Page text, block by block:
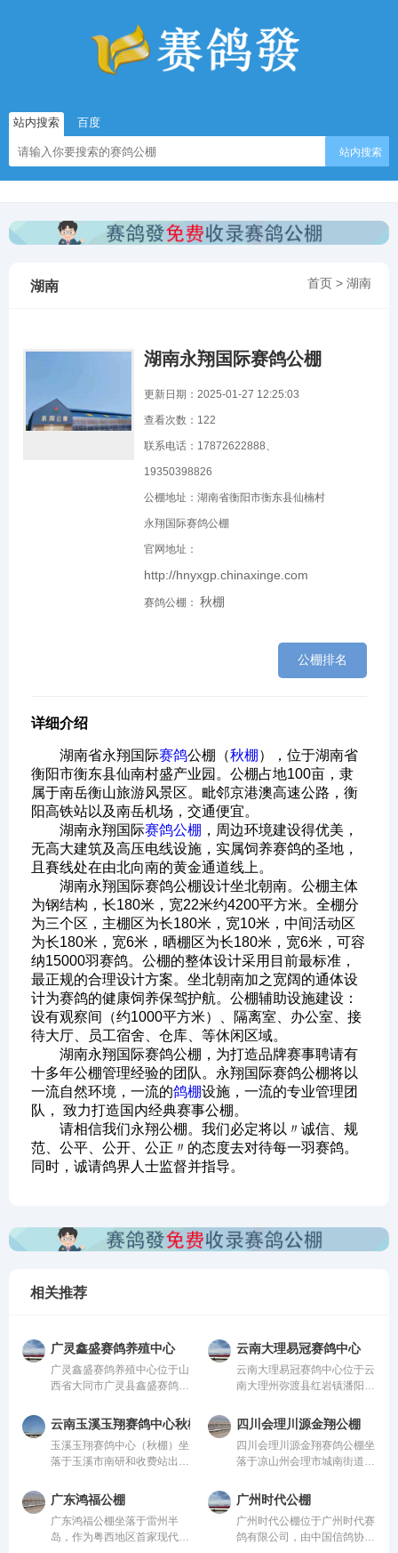
站内搜索 百度
站内搜索
首页 > 湖南
湖南
湖南永翔国际赛鸽公棚
更新日期：2025-01-27 12:25:03
查看次数： 122
联系电话：17872622888、
19350398826
公棚地址：湖南省衡阳市衡东县仙楠村
永翔国际赛鸽公棚
官网地址：
http://hnyxgp.chinaxinge.com
赛鸽公棚： 秋棚
公棚排名
详细介绍
湖南省永翔国际赛鸽公棚（秋棚 ），位于湖南省
衡阳市衡东县仙南村盛产业园。公棚占地100亩，隶
属于南岳衡山旅游风景区。毗邻京港澳高速公路，衡
阳高铁站以及南岳机场，交通便宜。
湖南永翔国际赛鸽公棚 ，周边环境建设得优美，
无高大建筑及高压电线设施，实属饲养赛鸽的圣地，
且賽线处在由北向南的黄金通道线上。
湖南永翔国际赛鸽公棚设计坐北朝南。公棚主体
为钢结构，长180米，宽22米约4200平方米。全棚分
为三个区，主棚区为长180米，宽10米，中间活动区
为长180米，宽6米，晒棚区为长180米，宽6米，可容
纳15000羽赛鸽。公棚的整体设计采用目前最标准，
最正规的合理设计方案。坐北朝南加之宽阔的通体设
计为赛鸽的健康饲养保驾护航。公棚辅助设施建设：
设有观察间（约1000平方米）、隔离室、办公室、接
待大厅、员工宿舍、仓库、等休闲区域。
湖南永翔国际赛鸽公棚，为打造品牌赛事聘请有
十多年公棚管理经验的团队。永翔国际赛鸽公棚将以
一流自然环境，一流的鸽棚设施，一流的专业管理团
队， 致力打造国内经典赛事公棚。
请相信我们永翔公棚。我们必定将以〃诚信、规
范、公平、公开、公正〃的态度去对待每一羽赛鸽。
同时，诚请鸽界人士监督并指导。
相关推荐
广灵鑫盛赛鸽养殖中心
广灵鑫盛赛鸽养殖中心位于山
西省大同市广灵县鑫盛赛鸽养
管。该公棚以国际、国内先
进、科学合理的设计方案进行
建设，采用一体化钢架结构，
公棚长200米，宽28米，高15
从配件设施到饲养团队，均达
到业内领先水平，为广大鸽友
创造一个心神向往的赛鸽净
地。
云南大理易冠赛鸽中心
云南大理易冠赛鸽中心位于云
南大理州弥渡县红岩镇潘阳
公棚以国际、国内先进、科学
合理的设计方案进行建设，采
用一体化钢架结构，公棚长
200米，宽28米，高15米，可
设施到饲养团队，均达到业内
领先水平，为广大鸽友创造一
个心神向往的赛鸽净地。
云南玉溪玉翔赛鸽中心秋棚
玉溪玉翔赛鸽中心（秋棚）坐
落于玉溪市南研和收费站出口
内，总占地面积36000平方，
鸽棚总长168米，高19.8米，
宽26米；晒棚宽6米，赛鸽用
餐区宽8米，赛鸽休息区39
四川会理川源金翔公棚
四川会理川源金翔赛鸽公棚坐
落于凉山州会理市城南街道五
然氧吧，距城区仅4公里，
108国道直达，交通便捷。公
棚周边无高压线遮挡，视野开
阔、生态优越，是赛鸽饲养、
广东鸿福公棚
广东鸿福公棚坐落于雷州半
岛，作为粤西地区首家现代化
广州时代公棚
广州时代公棚位于广州时代赛
鸽有限公司，由中国信鸽协会